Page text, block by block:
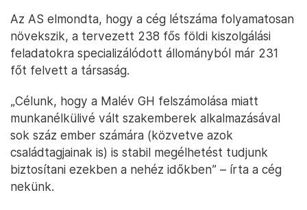
Az AS elmondta, hogy a cég létszáma folyamatosan
növekszik, a tervezett 238 fős földi kiszolgálási
feladatokra specializálódott állományból már 231
főt felvett a társaság.
„Célunk, hogy a Malév GH felszámolása miatt
munkanélkülivé vált szakemberek alkalmazásával
sok száz ember számára (közvetve azok
családtagjainak is) is stabil megélhetést tudjunk
biztosítani ezekben a nehéz időkben” – írta a cég
nekünk.